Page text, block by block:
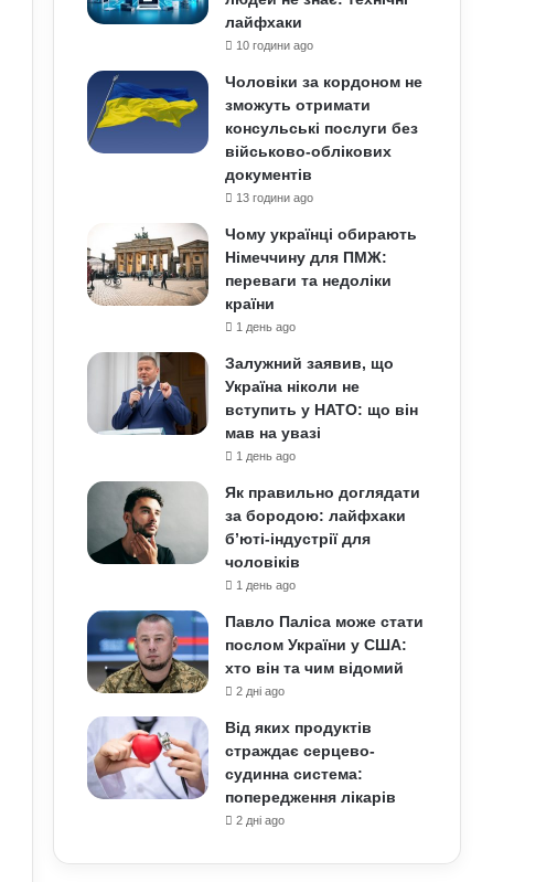
лайфхаки
10 години ago
Чоловіки за кордоном не
зможуть отримати
консульські послуги без
військово-облікових
документів
13 години ago
Чому українці обирають
Німеччину для ПМЖ:
переваги та недоліки
країни
1 день ago
Залужний заявив, що
Україна ніколи не
вступить у НАТО: що він
мав на увазі
1 день ago
Як правильно доглядати
за бородою: лайфхаки
б’юті-індустрії для
чоловіків
1 день ago
Павло Паліса може стати
послом України у США:
хто він та чим відомий
2 дні ago
Від яких продуктів
страждає серцево-
судинна система:
попередження лікарів
2 дні ago